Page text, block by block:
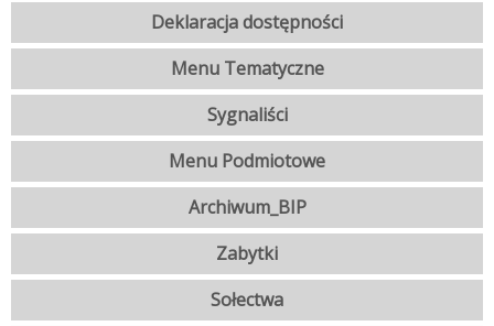
Deklaracja dostępności
Menu Tematyczne
Sygnaliści
Menu Podmiotowe
Archiwum_BIP
Zabytki
Sołectwa